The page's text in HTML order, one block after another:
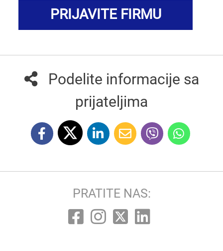
PRIJAVITE FIRMU
Podelite informacije sa
prijateljima
PRATITE NAS: